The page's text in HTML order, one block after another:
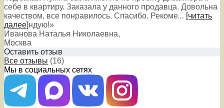
себе в квартиру. Заказала у данного продавца. Довольна
качеством, все понравилось. Спасибо. Рекоме... [читать
далее]ндую!»
Иванова Наталья Николаевна,
Москва
Оставить отзыв
Все отзывы (16)
Мы в социальных сетях